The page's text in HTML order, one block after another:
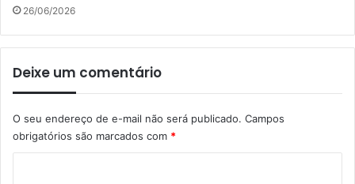
26/06/2026
Deixe um comentário
O seu endereço de e-mail não será publicado. Campos
obrigatórios são marcados com *